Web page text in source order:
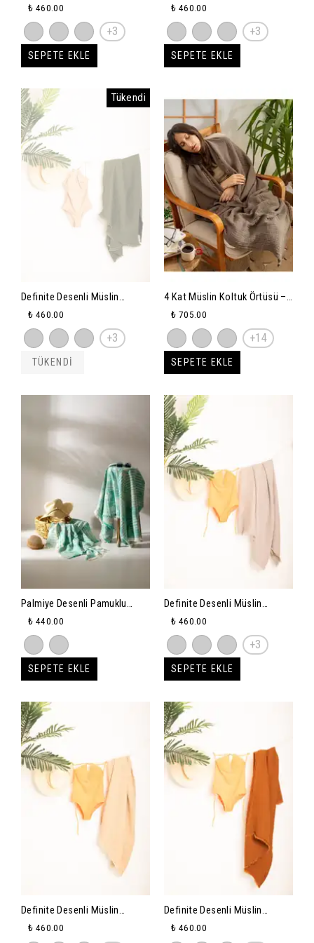
Peştemal 80x160cm - bej
₺ 460.00
+3
SEPETE EKLE
Peştemal 80x160cm - antrasit
₺ 460.00
+3
SEPETE EKLE
Tükendi
Definite Desenli Müslin
Peştemal 80x160cm - haki
₺ 460.00
+3
TÜKENDİ
4 Kat Müslin Koltuk Örtüsü –
Ultra Yumuşak ve Doğal
Dokulu Koltuk & Omuz Şalı
(130x170 cm)
₺ 705.00
+14
SEPETE EKLE
Palmiye Desenli Pamuklu
Peştemal 90x150 - turkuaz
₺ 440.00
SEPETE EKLE
Definite Desenli Müslin
Peştemal 80x160cm - gri
₺ 460.00
+3
SEPETE EKLE
Definite Desenli Müslin
Peştemal 80x160cm - krem
₺ 460.00
Definite Desenli Müslin
Peştemal 80x160cm - camel
₺ 460.00